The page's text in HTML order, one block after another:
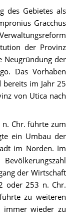
des Gebietes als
Gracchus
der Provinz
Neugründung der
Das Vorhaben
im Jahr 25
von Utica nach
n. Chr. führte zum
ein Umbau der
im Norden. Im
der Wirtschaft
oder 253 n. Chr.
zu weiteren
immer wieder zu